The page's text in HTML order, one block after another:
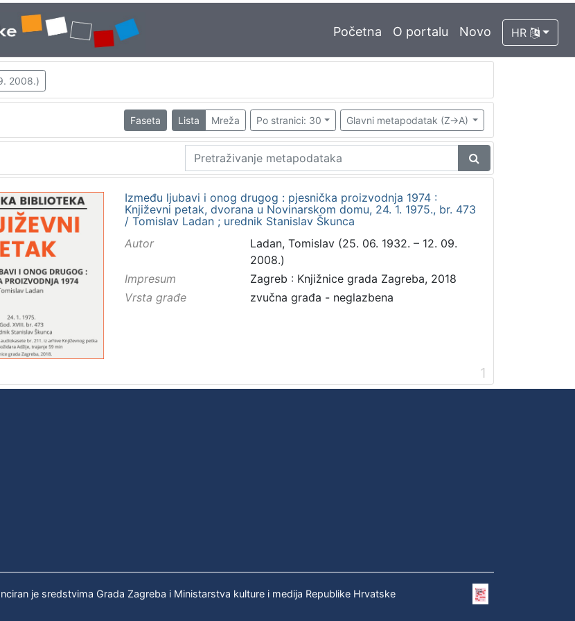
Početna O portalu Novo HR
2008.)
Faseta Lista Mreža Po stranici: 30 Glavni metapodatak (Z->A)
Između ljubavi i onog drugog : pjesnička proizvodnja 1974 :
Književni petak, dvorana u Novinarskom domu, 24. 1. 1975., br. 473
/ Tomislav Ladan ; urednik Stanislav Škunca
Autor
Ladan, Tomislav (25. 06. 1932. – 12. 09.
2008.)
Impresum
Zagreb : Knjižnice grada Zagreba, 2018
Vrsta građe
zvučna građa - neglazbena
1
je sredstvima Grada Zagreba i Ministarstva kulture i medija Republike Hrvatske